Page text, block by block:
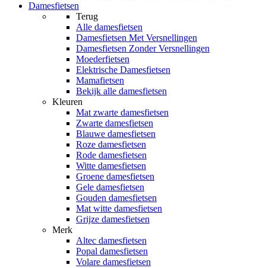
Damesfietsen
Terug
Alle damesfietsen
Damesfietsen Met Versnellingen
Damesfietsen Zonder Versnellingen
Moederfietsen
Elektrische Damesfietsen
Mamafietsen
Bekijk alle damesfietsen
Kleuren
Mat zwarte damesfietsen
Zwarte damesfietsen
Blauwe damesfietsen
Roze damesfietsen
Rode damesfietsen
Witte damesfietsen
Groene damesfietsen
Gele damesfietsen
Gouden damesfietsen
Mat witte damesfietsen
Grijze damesfietsen
Merk
Altec damesfietsen
Popal damesfietsen
Volare damesfietsen